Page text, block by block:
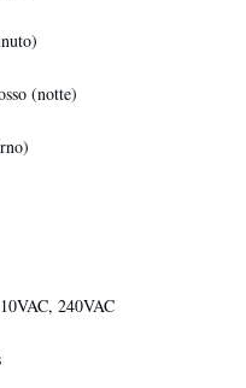
(notte)
240VAC